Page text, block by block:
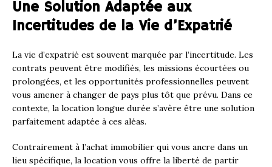
Une Solution Adaptée aux
Incertitudes de la Vie d’Expatrié
La vie d’expatrié est souvent marquée par l’incertitude. Les
contrats peuvent être modifiés, les missions écourtées ou
prolongées, et les opportunités professionnelles peuvent
vous amener à changer de pays plus tôt que prévu. Dans ce
contexte, la location longue durée s’avère être une solution
parfaitement adaptée à ces aléas.
Contrairement à l’achat immobilier qui vous ancre dans un
lieu spécifique, la location vous offre la liberté de partir